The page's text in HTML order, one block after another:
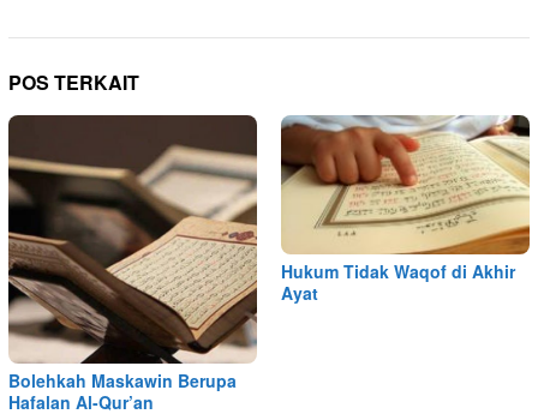
POS TERKAIT
Bolehkah Maskawin Berupa
Hafalan Al-Qur’an
Hukum Tidak Waqof di Akhir
Ayat